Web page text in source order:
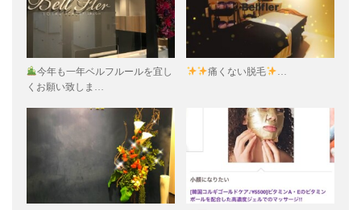
今年も一年ベルフルールを宜し
くお願い致しま…
痛くない脱毛